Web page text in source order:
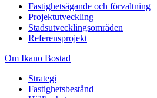
Fastighetsägande och förvaltning
Projektutveckling
Stadsutvecklingsområden
Referensprojekt
Om Ikano Bostad
Strategi
Fastighetsbestånd